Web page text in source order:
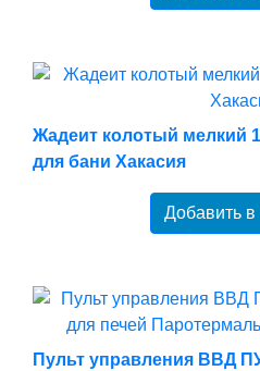
Жадеит колотый мелкий
для бани Хакасия
Добавить в
Пульт управления ВВД